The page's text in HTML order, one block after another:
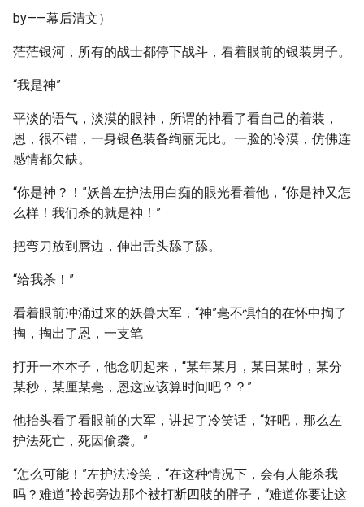
by——幕后清文）
茫茫银河，所有的战士都停下战斗，看着眼前的银装男子。
“我是神”
平淡的语气，淡漠的眼神，所谓的神看了看自己的着装，
恩，很不错，一身银色装备绚丽无比。一脸的冷漠，仿佛连
感情都欠缺。
“你是神？！”妖兽左护法用白痴的眼光看着他，“你是神又怎
么样！我们杀的就是神！”
把弯刀放到唇边，伸出舌头舔了舔。
“给我杀！”
看着眼前冲涌过来的妖兽大军，“神”毫不惧怕的在怀中掏了
掏，掏出了恩，一支笔
打开一本本子，他念叨起来，“某年某月，某日某时，某分
某秒，某厘某毫，恩这应该算时间吧？？”
他抬头看了看眼前的大军，讲起了冷笑话，“好吧，那么左
护法死亡，死因偷袭。”
“怎么可能！”左护法冷笑，“在这种情况下，会有人能杀我
吗？难道”拎起旁边那个被打断四肢的胖子，“难道你要让这